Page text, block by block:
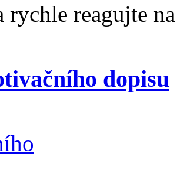
rychle reagujte
dopisu